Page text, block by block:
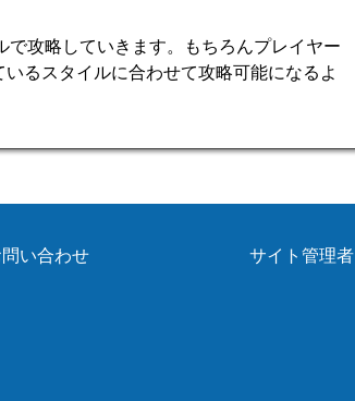
攻略していきます。もちろんプレイヤー
るスタイルに合わせて攻略可能になるよ
い合わせ サイト管理者